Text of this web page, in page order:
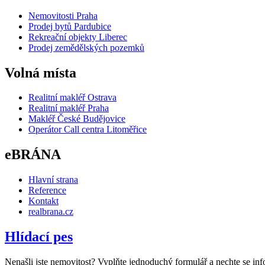
Nemovitosti Praha
Prodej bytů Pardubice
Rekreační objekty Liberec
Prodej zemědělských pozemků
Volná místa
Realitní makléř Ostrava
Realitní makléř Praha
Makléř České Budějovice
Operátor Call centra Litoměřice
eBRÁNA
Hlavní strana
Reference
Kontakt
realbrana.cz
Hlídací pes
Nenašli jste nemovitost? Vyplňte jednoduchý formulář a nechte se